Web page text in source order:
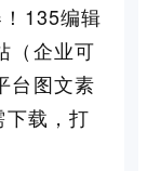
135编辑
（企业可
台图文素
载，打